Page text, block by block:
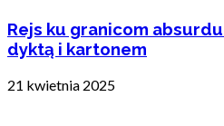
Rejs ku granicom
dyktą i kartonem
21 kwietnia 2025